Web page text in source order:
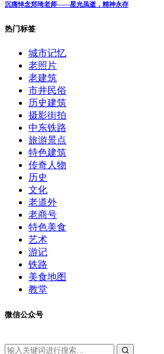
沉痛悼念郑琦老师——星光虽逝，精神永存
热门标签
城市记忆
老照片
老建筑
市井民俗
历史建筑
摄影街拍
中东铁路
旅游景点
特色建筑
传奇人物
历史
文化
老道外
老商号
特色美食
艺术
游记
铁路
美食地图
教堂
微信公众号